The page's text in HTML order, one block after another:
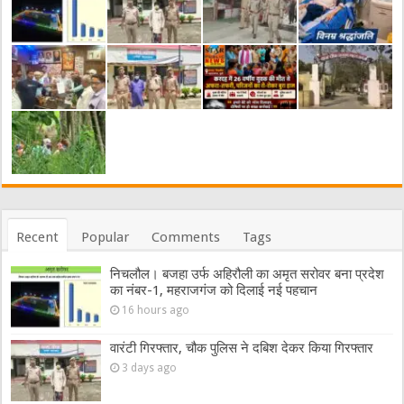
Recent Popular Comments Tags
निचलौल। बजहा उर्फ अहिरौली का अमृत सरोवर बना प्रदेश
का नंबर-1, महराजगंज को दिलाई नई पहचान
16 hours ago
वारंटी गिरफ्तार, चौक पुलिस ने दबिश देकर किया गिरफ्तार
3 days ago